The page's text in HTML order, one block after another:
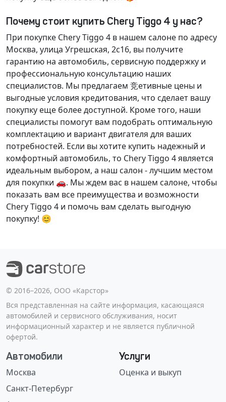
Почему стоит купить Chery Tiggo 4 у нас?
При покупке Chery Tiggo 4 в нашем салоне по адресу
Москва, улица Угрешская, 2с16, вы получите
гарантию на автомобиль, сервисную поддержку и
профессиональную консультацию наших
специалистов. Мы предлагаем 竞етивные цены и
выгодные условия кредитования, что сделает вашу
покупку еще более доступной. Кроме того, наши
специалисты помогут вам подобрать оптимальную
комплектацию и вариант двигателя для ваших
потребностей. Если вы хотите купить надежный и
комфортный автомобиль, то Chery Tiggo 4 является
идеальным выбором, а наш салон - лучшим местом
для покупки 🚗. Мы ждем вас в нашем салоне, чтобы
показать вам все преимущества и возможности
Chery Tiggo 4 и помочь вам сделать выгодную
покупку! 😊
©️ 2016–2026, ООО «Карстор»
Вся представленная на сайте информация, касающаяся
автомобилей и сервисного обслуживания, носит
информационный характер и не является публичной
офертой.
Автомобили
Москва
Санкт-Петербург
Услуги
Оценка и выкуп